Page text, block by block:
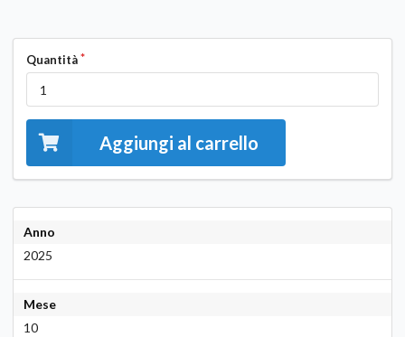
Quantità
Aggiungi al carrello
Anno
2025
Mese
10